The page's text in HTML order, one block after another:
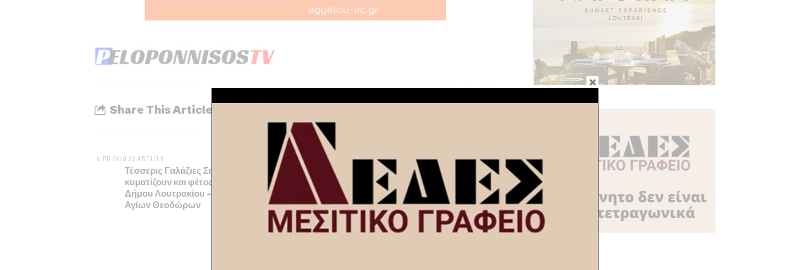
Share This Article
PREVIOUS ARTICLE
Τέσσερις Γαλάζιες Σημαίες θα
κυματίζουν και φέτος στις παραλίες του
Δήμου Λουτρακίου – Περαχώρας –
Αγίων Θεοδώρων
NEXT ARTICLE
Δύο παραλίες του Δήμου Βέλου-Βόχας
και μια παραλία του Δήμου Σικυωνίων
βραβεύτηκαν με τη “Γαλάζια Σημαία”